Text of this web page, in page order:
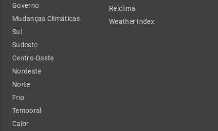
Governo
Mudanças Climáticas
Sul
Sudeste
Centro-Oeste
Nordeste
Norte
Frio
Temporal
Calor
Relclima
Weather Index